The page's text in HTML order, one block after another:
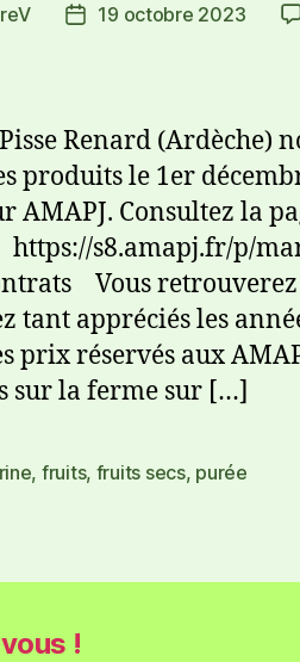
19 octobre 2023
Renard (Ardèche)
produits le 1er
AMAPJ. Consultez la
https://s8.amapj.fr/p/
Vous
tant appréciés les
prix réservés aux
sur la ferme sur […]
, fruits, fruits secs, purée
!